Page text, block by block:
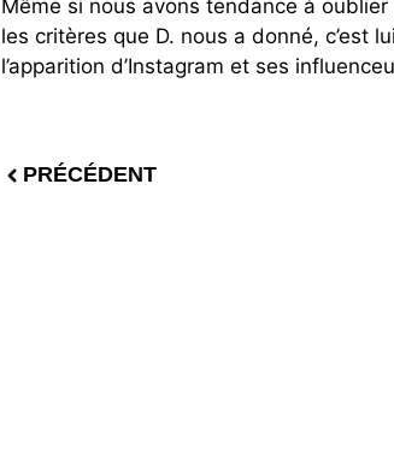
Même si nous avons tendance à oublier
les critères que D. nous a donné, c’est
l’apparition d’Instagram et ses
PRÉCÉDENT